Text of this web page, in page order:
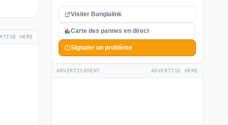
HERE
Visiter Banglalink
Carte des pannes en direct
Signaler un problème
ADVERTISEMENT ADVERTISE HERE